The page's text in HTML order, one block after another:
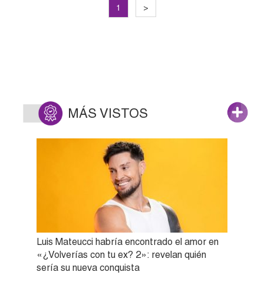
1 >
MÁS VISTOS
Luis Mateucci habría encontrado el amor en
«¿Volverías con tu ex? 2»: revelan quién
sería su nueva conquista